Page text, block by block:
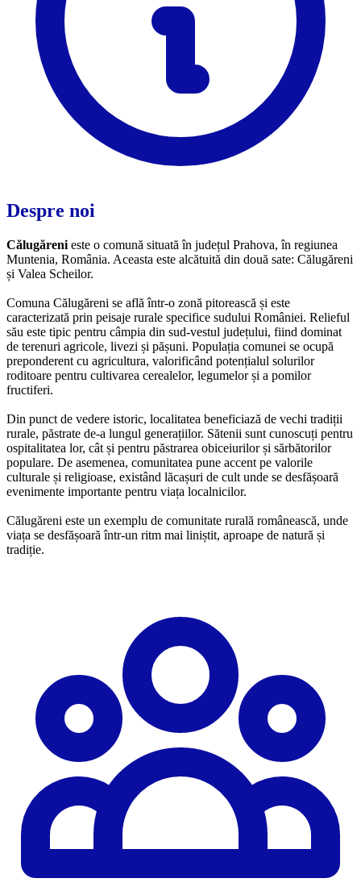
Despre noi
Călugăreni este o comună situată în județul Prahova, în regiunea
Muntenia, România. Aceasta este alcătuită din două sate: Călugăreni
și Valea Scheilor.
Comuna Călugăreni se află într-o zonă pitorească și este
caracterizată prin peisaje rurale specifice sudului României. Relieful
său este tipic pentru câmpia din sud-vestul județului, fiind dominat
de terenuri agricole, livezi și pășuni. Populația comunei se ocupă
preponderent cu agricultura, valorificând potențialul solurilor
roditoare pentru cultivarea cerealelor, legumelor și a pomilor
fructiferi.
Din punct de vedere istoric, localitatea beneficiază de vechi tradiții
rurale, păstrate de-a lungul generațiilor. Sătenii sunt cunoscuți pentru
ospitalitatea lor, cât și pentru păstrarea obiceiurilor și sărbătorilor
populare. De asemenea, comunitatea pune accent pe valorile
culturale și religioase, existând lăcașuri de cult unde se desfășoară
evenimente importante pentru viața localnicilor.
Călugăreni este un exemplu de comunitate rurală românească, unde
viața se desfășoară într-un ritm mai liniștit, aproape de natură și
tradiție.